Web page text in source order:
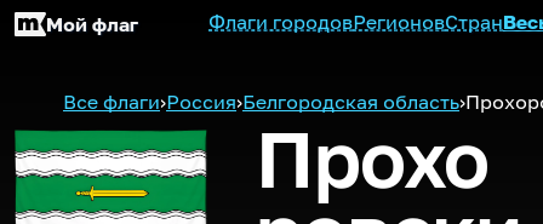
Мой флаг Флаги городовРегионовСтран
Все флаги›Россия›Белгородская область›
Прохо